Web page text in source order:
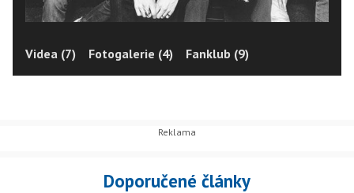
Videa (7) Fotogalerie (4) Fanklub (9)
Doporučené články